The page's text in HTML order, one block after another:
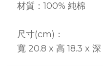
材質：100% 純棉
尺寸(cm)：
寬 20.8 x 高 18.3 x 深